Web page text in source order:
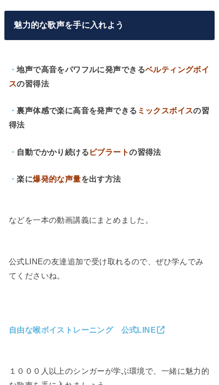
魅力的な歌声を手に入れよう
・地声で高音をパワフルに発声できるベルティングボイ
スの習得法
・裏声体感で楽に高音を発声できる ミックスボイスの習
得法
・ 自動でかかり続ける ビブラートの習得法
・楽に爆発的な声量を出す方法
などを一本の動画講義にまとめました。
公式LINEの友達追加で受け取れるので、ぜひ学んでみ
てくださいね。
自由な喉ボイストレーニング 公式LINE
１０００人以上のシンガーが学ぶ環境で、一緒に魅力的